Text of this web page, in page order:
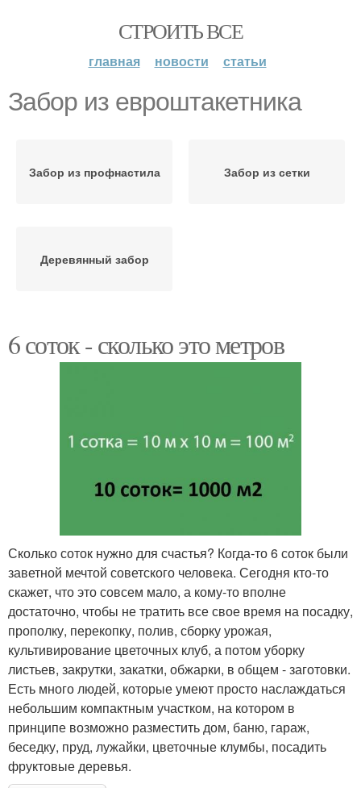
СТРОИТЬ ВСЕ
главная новости статьи
Забор из евроштакетника
Забор из профнастила Забор из сетки
Деревянный забор
6 соток - сколько это метров
Сколько соток нужно для счастья? Когда-то 6 соток были
заветной мечтой советского человека. Сегодня кто-то
скажет, что это совсем мало, а кому-то вполне
достаточно, чтобы не тратить все свое время на посадку,
прополку, перекопку, полив, сборку урожая,
культивирование цветочных клуб, а потом уборку
листьев, закрутки, закатки, обжарки, в общем - заготовки.
Есть много людей, которые умеют просто наслаждаться
небольшим компактным участком, на котором в
принципе возможно разместить дом, баню, гараж,
беседку, пруд, лужайки, цветочные клумбы, посадить
фруктовые деревья.